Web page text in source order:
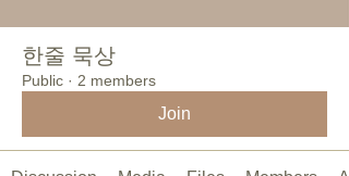
한줄 묵상
Public · 2 members
Join